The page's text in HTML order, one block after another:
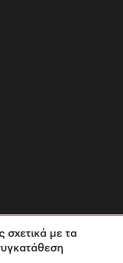
σχετικά με τα